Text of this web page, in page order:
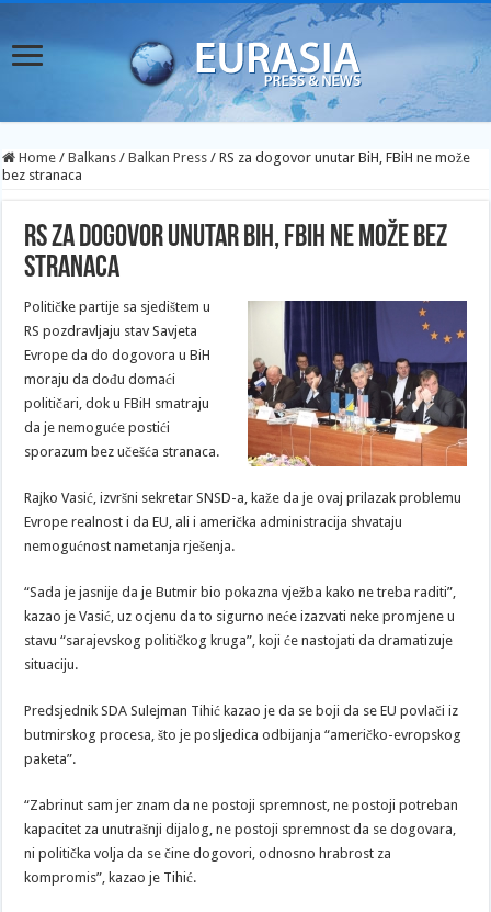
Home / Balkans / Balkan Press / RS za dogovor unutar BiH, FBiH ne može
bez stranaca
RS za dogovor unutar BiH, FBiH ne može bez
stranaca
Političke partije sa sjedištem u
RS pozdravljaju stav Savjeta
Evrope da do dogovora u BiH
moraju da dođu domaći
političari, dok u FBiH smatraju
da je nemoguće postići
sporazum bez učešća stranaca.
Rajko Vasić, izvršni sekretar SNSD-a, kaže da je ovaj prilazak problemu
Evrope realnost i da EU, ali i američka administracija shvataju
nemogućnost nametanja rješenja.
“Sada je jasnije da je Butmir bio pokazna vježba kako ne treba raditi”,
kazao je Vasić, uz ocjenu da to sigurno neće izazvati neke promjene u
stavu “sarajevskog političkog kruga”, koji će nastojati da dramatizuje
situaciju.
Predsjednik SDA Sulejman Tihić kazao je da se boji da se EU povlači iz
butmirskog procesa, što je posljedica odbijanja “američko-evropskog
paketa”.
“Zabrinut sam jer znam da ne postoji spremnost, ne postoji potreban
kapacitet za unutrašnji dijalog, ne postoji spremnost da se dogovara,
ni politička volja da se čine dogovori, odnosno hrabrost za
kompromis”, kazao je Tihić.